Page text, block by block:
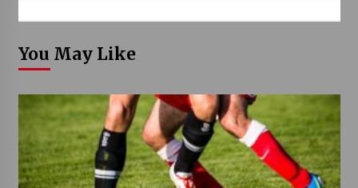
You May Like